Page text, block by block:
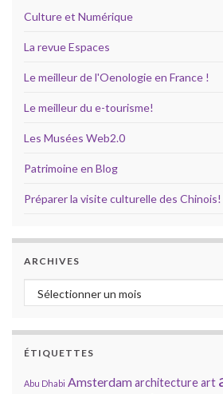
Culture et Numérique
La revue Espaces
Le meilleur de l'Oenologie en France !
Le meilleur du e-tourisme!
Les Musées Web2.0
Patrimoine en Blog
Préparer la visite culturelle des Chinois!
ARCHIVES
Archives
ÉTIQUETTES
Abu Dhabi Amsterdamarchitectureart